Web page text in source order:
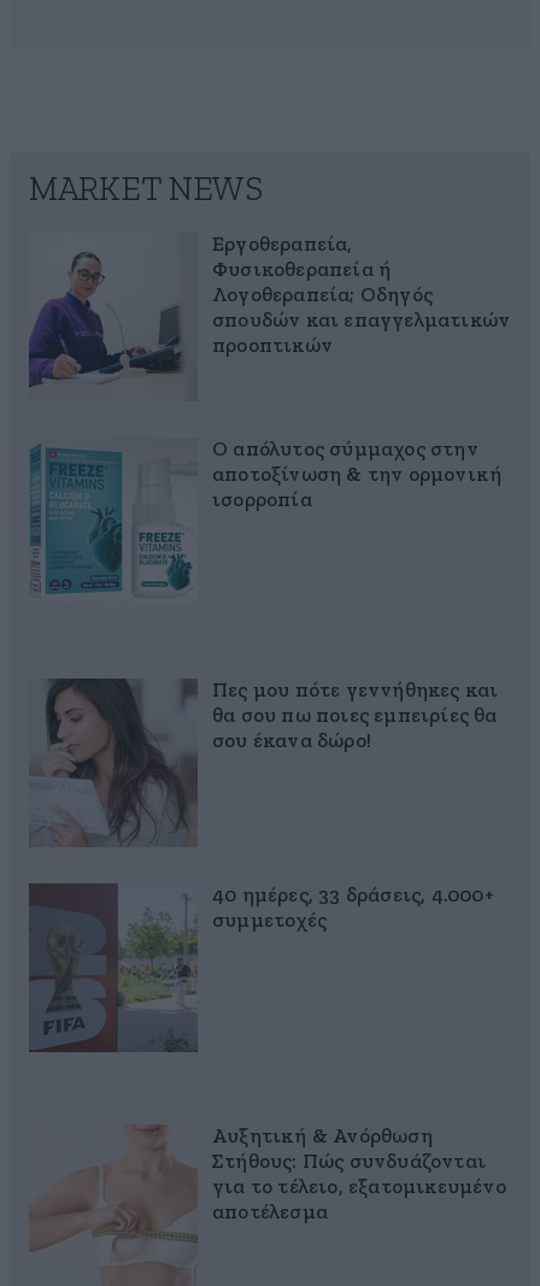
MARKET NEWS
Εργοθεραπεία,
Φυσικοθεραπεία ή
Λογοθεραπεία; Οδηγός
σπουδών και επαγγελματικών
προοπτικών
Ο απόλυτος σύμμαχος στην
αποτοξίνωση & την ορμονική
ισορροπία
Πες μου πότε γεννήθηκες και
θα σου πω ποιες εμπειρίες θα
σου έκανα δώρο!
40 ημέρες, 33 δράσεις, 4.000+
συμμετοχές
Αυξητική & Ανόρθωση
Στήθους: Πώς συνδυάζονται
για το τέλειο, εξατομικευμένο
αποτέλεσμα